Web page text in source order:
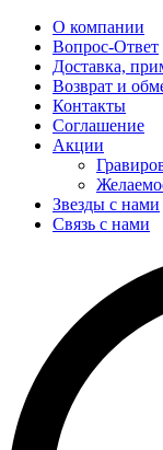
О компании
Вопрос-Ответ
Доставка,
Возврат и
Контакты
Соглашение
Акции
Звезды с нами
Связь с нами